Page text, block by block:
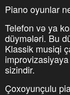
Piano oyunlar
Telefon və ya
düymələri. Bu
Klassik musiqi
sizindir.
Çoxoyunçulu